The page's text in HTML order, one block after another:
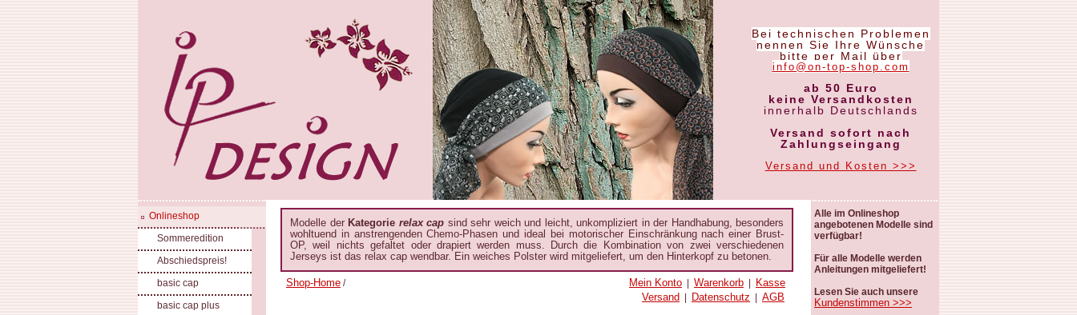
Bei technischen Problemen
nennen Sie Ihre Wünsche
bitte per Mail über
info@on-top-shop.com
ab 50 Euro
keine Versandkosten
innerhalb Deutschlands
Versand sofort nach
Zahlungseingang
Versand und Kosten >>>
Onlineshop
Sommeredition
Abschiedspreis!
basic cap
basic cap plus
Modelle der Kategorie relax cap sind sehr weich und leicht, unkompliziert in der Handhabung, besonders
wohltuend in anstrengenden Chemo-Phasen und ideal bei motorischer Einschränkung nach einer Brust-
OP, weil nichts gefaltet oder drapiert werden muss. Durch die Kombination von zwei verschiedenen
Jerseys ist das relax cap wendbar. Ein weiches Polster wird mitgeliefert, um den Hinterkopf zu betonen.
Shop-Home / Mein Konto Warenkorb
Kasse
Versand
Datenschutz AGB
Alle im Onlineshop
angebotenen Modelle sind
verfügbar!
Für alle Modelle werden
Anleitungen mitgeliefert!
Lesen Sie auch unsere
Kundenstimmen >>>